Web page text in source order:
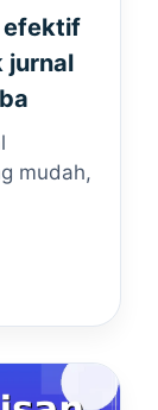
efektif
jurnal
mudah,